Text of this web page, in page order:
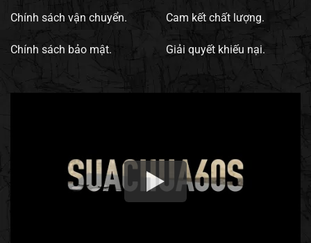
Chính sách vận chuyển.
Chính sách bảo mật.
Cam kết chất lượng.
Giải quyết khiếu nại.